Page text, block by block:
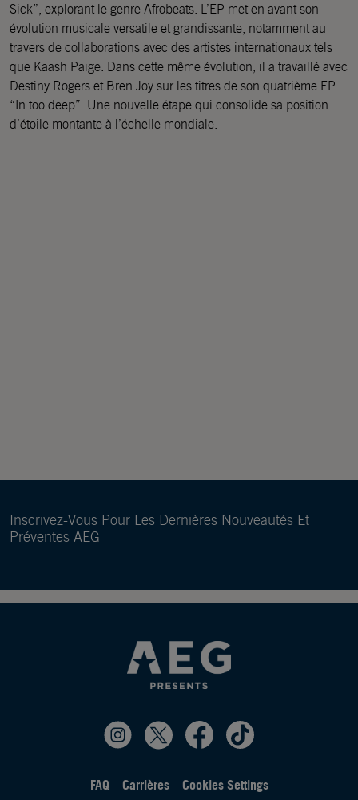
Sick”, explorant le genre Afrobeats. L’EP met en avant son
évolution musicale versatile et grandissante, notamment au
travers de collaborations avec des artistes internationaux tels
que Kaash Paige. Dans cette même évolution, il a travaillé avec
Destiny Rogers et Bren Joy sur les titres de son quatrième EP
“In too deep”. Une nouvelle étape qui consolide sa position
d’étoile montante à l’échelle mondiale.
Inscrivez-Vous Pour Les Dernières Nouveautés Et
Préventes AEG
FAQ Carrières Cookies Settings